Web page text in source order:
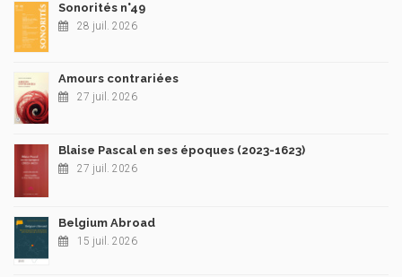
Sonorités n°49
28 juil. 2026
Amours contrariées
27 juil. 2026
Blaise Pascal en ses époques (2023-1623)
27 juil. 2026
Belgium Abroad
15 juil. 2026